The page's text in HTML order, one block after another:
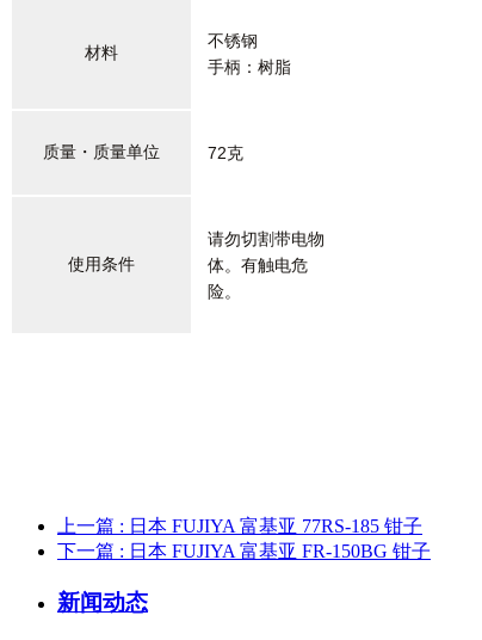
材料
不锈钢
手柄：树脂
质量・质量单位 72克
使用条件
请勿切割带电物
体。有触电危
险。
上一篇 : 日本 FUJIYA 富基亚 77RS-185 钳子
下一篇 : 日本 FUJIYA 富基亚 FR-150BG 钳子
新闻动态